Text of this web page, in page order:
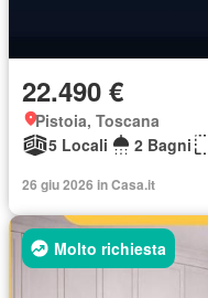
22.490 €
Pistoia, Toscana
5 Locali
2 Bagni
26 giu 2026 in Casa.it
Molto richiesta